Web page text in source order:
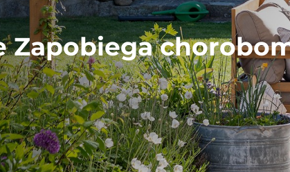
Zapobiega